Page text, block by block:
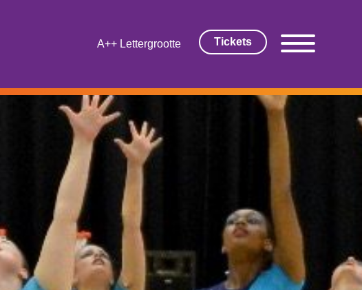
Lettergrootte Tickets
THEATER EN FILM
Theaterarrangement
Cultuurmagazine
Cultuur Thuis!